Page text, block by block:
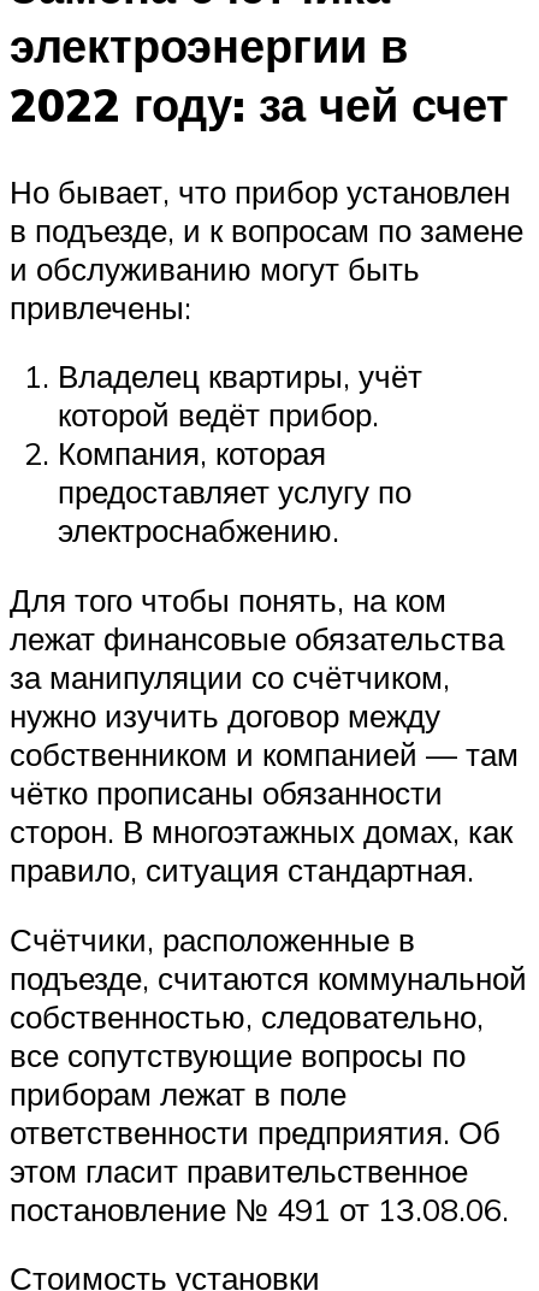
электроэнергии в
2022 году: за чей счет
Но бывает, что прибор установлен
в подъезде, и к вопросам по замене
и обслуживанию могут быть
привлечены:
Владелец квартиры, учёт
которой ведёт прибор.
Компания, которая
предоставляет услугу по
электроснабжению.
Для того чтобы понять, на ком
лежат финансовые обязательства
за манипуляции со счётчиком,
нужно изучить договор между
собственником и компанией — там
чётко прописаны обязанности
сторон. В многоэтажных домах, как
правило, ситуация стандартная.
Счётчики, расположенные в
подъезде, считаются коммунальной
собственностью, следовательно,
все сопутствующие вопросы по
приборам лежат в поле
ответственности предприятия. Об
этом гласит правительственное
постановление № 491 от 1З.08.06.
Стоимость установки